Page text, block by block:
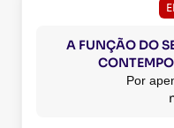
A FUNÇÃO DO
Por